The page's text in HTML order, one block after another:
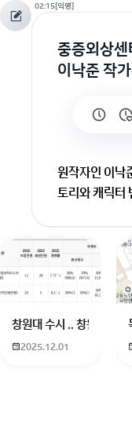
02:15[익명]
중증외상센
이낙준 작
원작자인 이낙
토리와 캐릭터
회원가입 혹
창원대 수시 .. 창원대를
2025.12.01